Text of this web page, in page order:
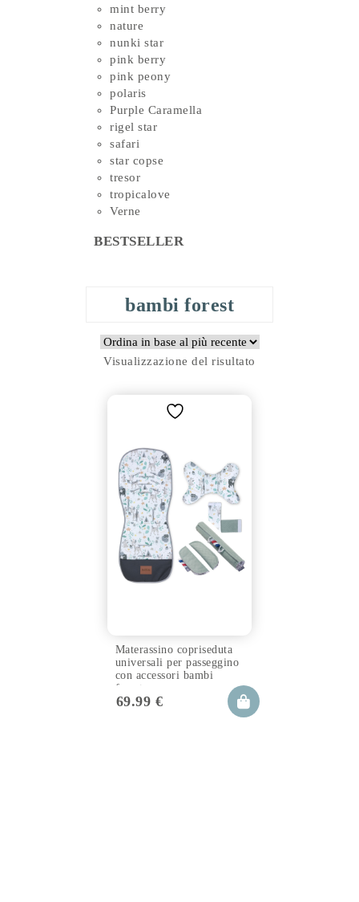
mint berry
nature
nunki star
pink berry
pink peony
polaris
Purple Caramella
rigel star
safari
star copse
tresor
tropicalove
Verne
BESTSELLER
bambi forest
Visualizzazione del risultato
Materassino copriseduta
universali per passeggino
con accessori bambi
forest
69.99 €